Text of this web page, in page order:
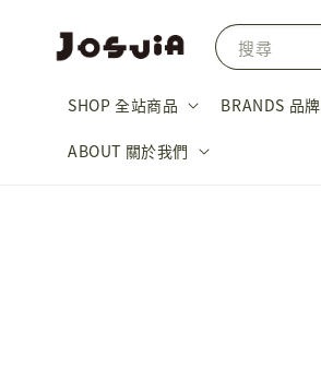
搜尋
SHOP 全站商品 BRANDS 品牌
ABOUT 關於我們